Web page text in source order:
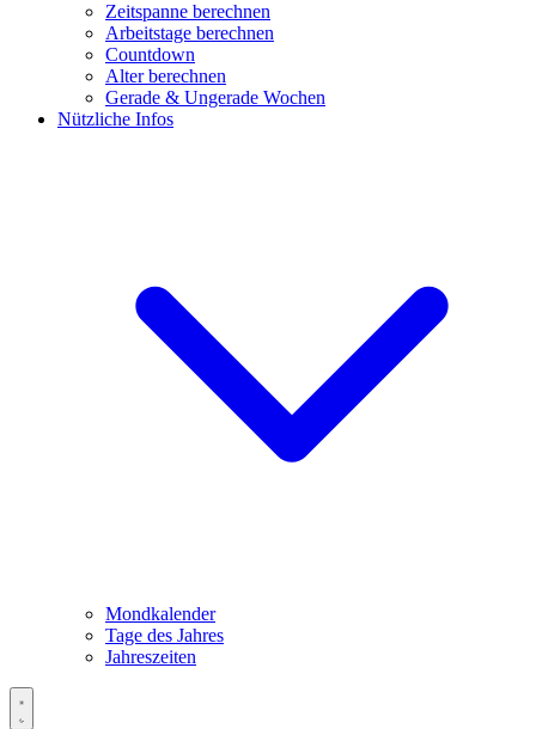
Zeitspanne berechnen
Arbeitstage berechnen
Countdown
Alter berechnen
Gerade & Ungerade Wochen
Nützliche Infos
Mondkalender
Tage des Jahres
Jahreszeiten